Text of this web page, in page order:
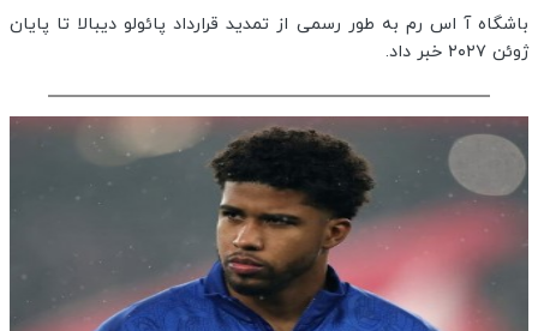
باشگاه آ اس رم به طور رسمی از تمدید قرارداد پائولو دیبالا تا پایان
ژوئن ۲۰۲۷ خبر داد.